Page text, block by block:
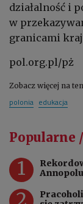
działalność i
w
granicami
pol.org.pl/pż
Zobacz więcej na
polonia edukacja
Popularne /
1
2